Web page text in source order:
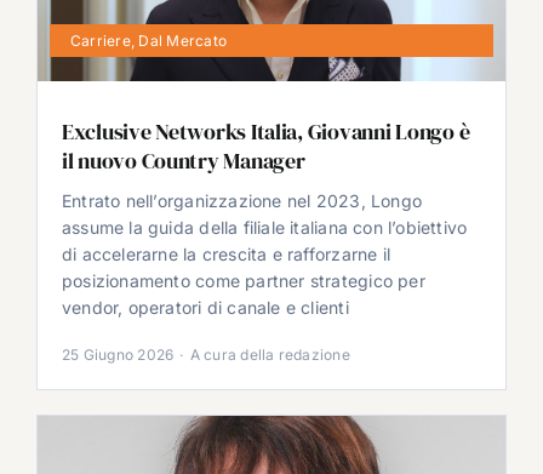
Carriere, Dal Mercato
Exclusive Networks Italia, Giovanni Longo è
il nuovo Country Manager
Entrato nell’organizzazione nel 2023, Longo
assume la guida della filiale italiana con l’obiettivo
di accelerarne la crescita e rafforzarne il
posizionamento come partner strategico per
vendor, operatori di canale e clienti
25 Giugno 2026 · A cura della redazione